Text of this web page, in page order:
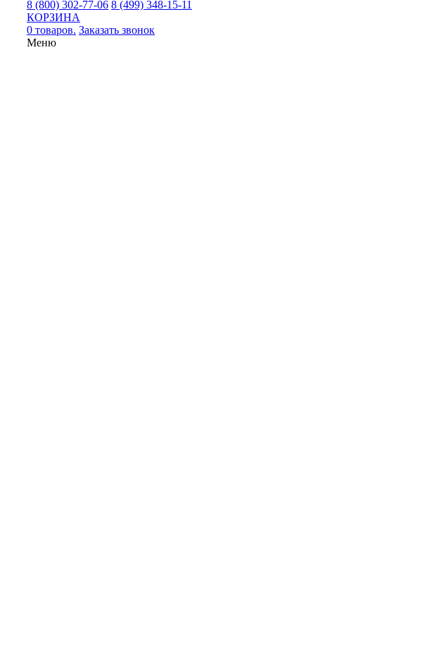
8 (800) 302-77-06 8 (499) 348-15-11
КОРЗИНА
0 товаров. Заказать звонок
Меню